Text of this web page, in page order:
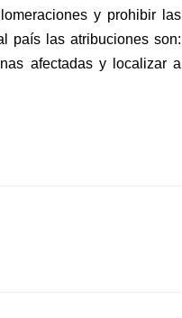
y prohibir las
país las atribuciones son:
afectadas y localizar a